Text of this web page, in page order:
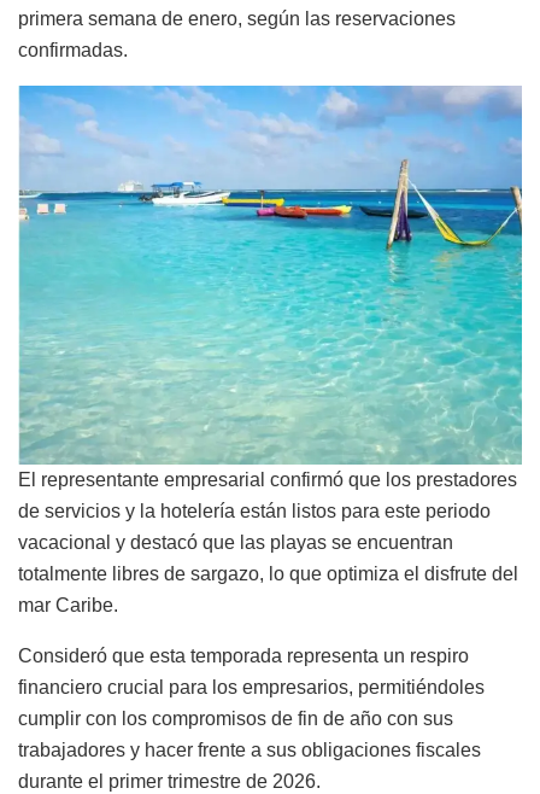
primera semana de enero, según las reservaciones
confirmadas.
El representante empresarial confirmó que los prestadores
de servicios y la hotelería están listos para este periodo
vacacional y destacó que las playas se encuentran
totalmente libres de sargazo, lo que optimiza el disfrute del
mar Caribe.
Consideró que esta temporada representa un respiro
financiero crucial para los empresarios, permitiéndoles
cumplir con los compromisos de fin de año con sus
trabajadores y hacer frente a sus obligaciones fiscales
durante el primer trimestre de 2026.